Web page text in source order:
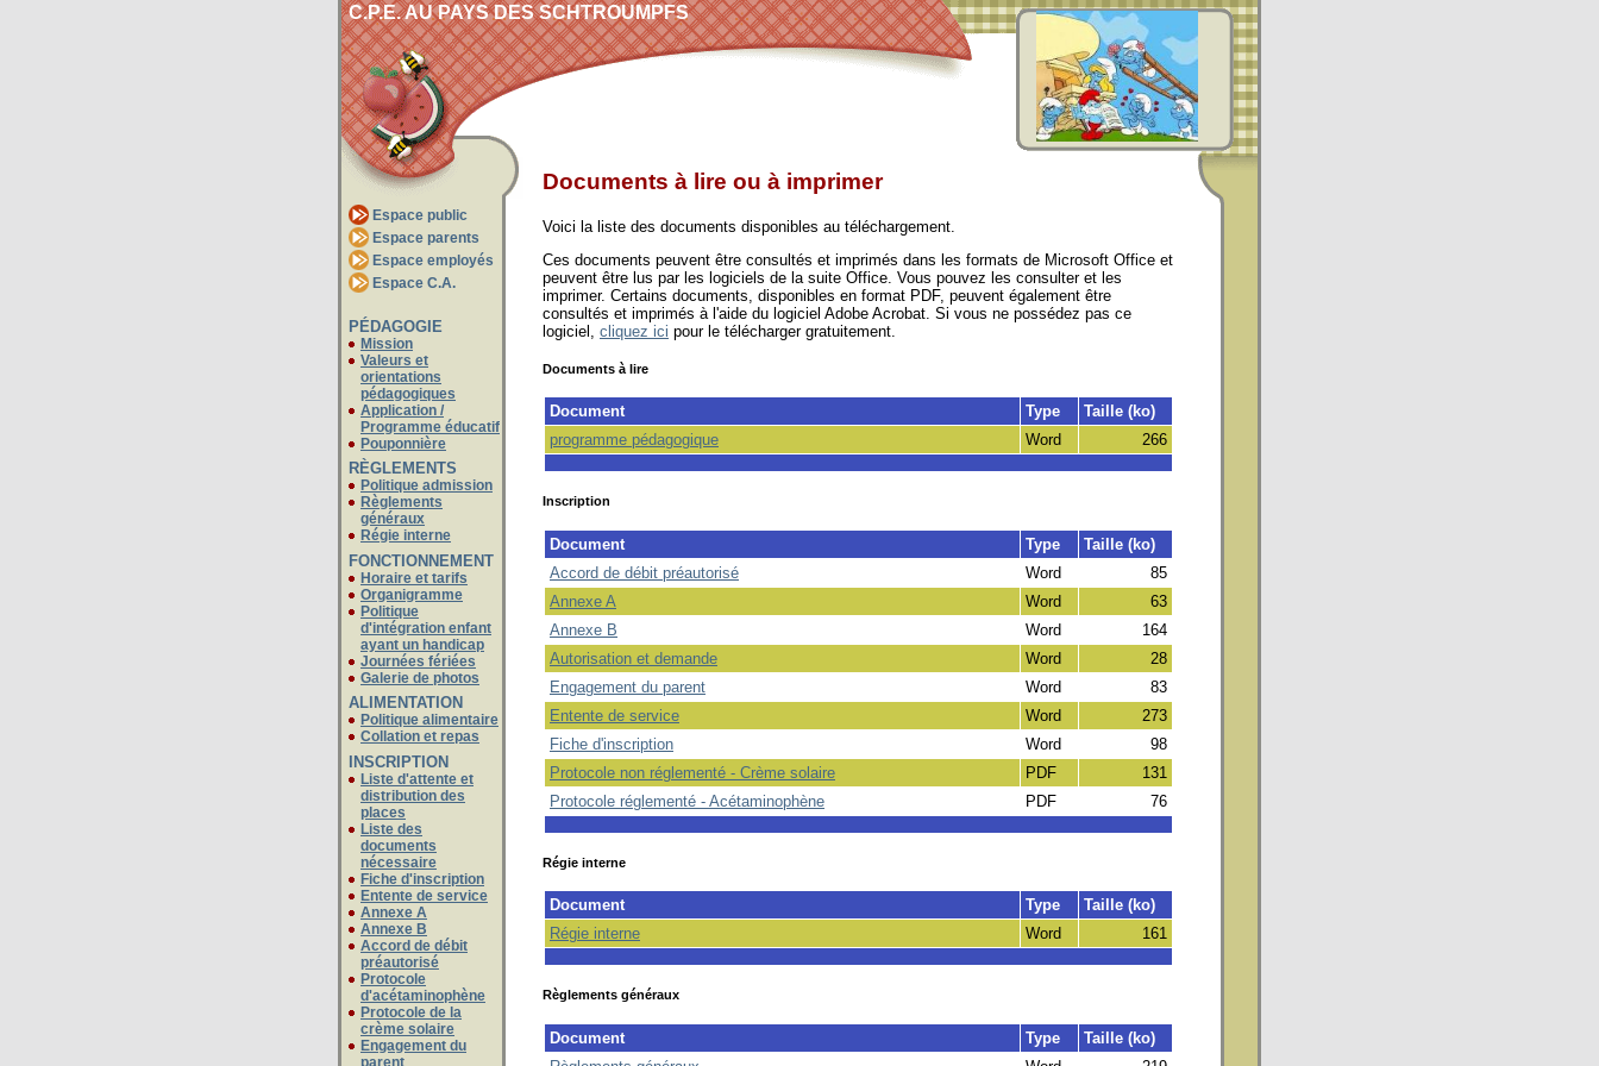
C.P.E. AU PAYS DES SCHTROUMPFS
Espace public
Espace parents
Espace employés
Espace C.A.
PÉDAGOGIE
Mission
Valeurs et
orientations
pédagogiques
Application /
Programme éducatif
Pouponnière
RÈGLEMENTS
Politique admission
Règlements
généraux
Régie interne
FONCTIONNEMENT
Horaire et tarifs
Organigramme
Politique
d'intégration enfant
ayant un handicap
Journées fériées
Galerie de photos
ALIMENTATION
Politique alimentaire
Collation et repas
INSCRIPTION
Liste d'attente et
distribution des
places
Liste des
documents
nécessaire
Fiche d'inscription
Entente de service
Annexe A
Annexe B
Accord de débit
préautorisé
Protocole
d'acétaminophène
Protocole de la
crème solaire
Engagement du
parent
Documents à lire ou à imprimer
Voici la liste des documents disponibles au téléchargement.
Ces documents peuvent être consultés et imprimés dans les formats de Microsoft Office et
peuvent être lus par les logiciels de la suite Office. Vous pouvez les consulter et les
imprimer. Certains documents, disponibles en format PDF, peuvent également être
consultés et imprimés à l'aide du logiciel Adobe Acrobat. Si vous ne possédez pas ce
logiciel, cliquez ici pour le télécharger gratuitement.
Documents à lire
Document Type
Taille (ko)
programme pédagogique
Word 266
Inscription
Document Type
Taille (ko)
Accord de débit préautorisé
Word
85
Annexe A
Word
63
Annexe B
Word
164
Autorisation et demande
Word
28
Engagement du parent
Word
83
Entente de service
Word
273
Fiche d'inscription
Word
98
Protocole non réglementé - Crème solaire
PDF
131
Protocole réglementé - Acétaminophène
PDF 76
Régie interne
Document Type
Taille (ko)
Régie interne
Word 161
Règlements généraux
Document Type
Taille (ko)